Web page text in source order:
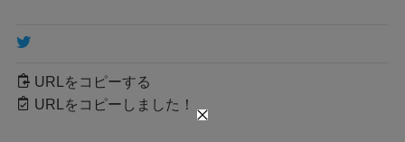
URLをコピーする
URLをコピーしました！